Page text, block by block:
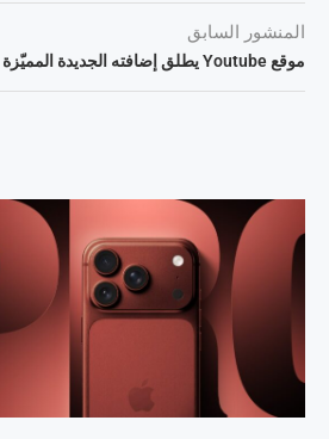
المنشور السابق
موقع Youtube يطلق إضافته الجديدة المميّزة